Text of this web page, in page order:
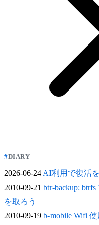
DIARY
2026-06-24AI利用で復活
2010-09-21 btr-backup:
を取ろう
2010-09-19 b-mobile Wifi